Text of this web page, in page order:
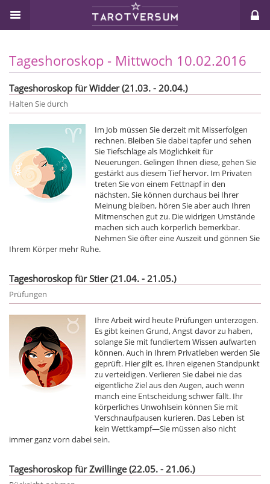
Tageshoroskop - Mittwoch 10.02.2016
Tageshoroskop für Widder (21.03. - 20.04.)
Halten Sie durch
Im Job müssen Sie derzeit mit Misserfolgen
rechnen. Bleiben Sie dabei tapfer und sehen
Sie Tiefschläge als Möglichkeit für
Neuerungen. Gelingen Ihnen diese, gehen Sie
gestärkt aus diesem Tief hervor. Im Privaten
treten Sie von einem Fettnapf in den
nächsten. Sie können durchaus bei Ihrer
Meinung bleiben, hören Sie aber auch Ihren
Mitmenschen gut zu. Die widrigen Umstände
machen sich auch körperlich bemerkbar.
Nehmen Sie öfter eine Auszeit und gönnen Sie
Ihrem Körper mehr Ruhe.
Tageshoroskop für Stier (21.04. - 21.05.)
Prüfungen
Ihre Arbeit wird heute Prüfungen unterzogen.
Es gibt keinen Grund, Angst davor zu haben,
solange Sie mit fundiertem Wissen aufwarten
können. Auch in Ihrem Privatleben werden Sie
geprüft. Hier gilt es, Ihren eigenen Standpunkt
zu verteidigen. Verlieren Sie dabei nie das
eigentliche Ziel aus den Augen, auch wenn
manch eine Entscheidung schwer fällt. Ihr
körperliches Unwohlsein können Sie mit
Verschnaufpausen kurieren. Das Leben ist
kein Wettkampf—Sie müssen also nicht
immer ganz vorn dabei sein.
Tageshoroskop für Zwillinge (22.05. - 21.06.)